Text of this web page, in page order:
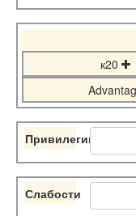
к20
Привилегии
Слабости